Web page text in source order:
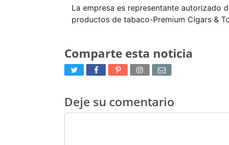
La empresa es representante autorizado
productos de tabaco-Premium Cigars &
Comparte esta noticia
Deje su comentario